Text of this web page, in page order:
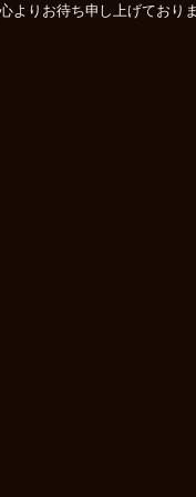
よりお待ち申し上げており